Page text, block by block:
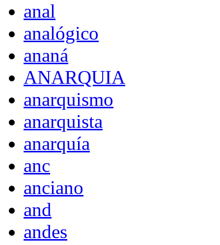
anal
analógico
ananá
ANARQUIA
anarquismo
anarquista
anarquía
anc
anciano
and
andes